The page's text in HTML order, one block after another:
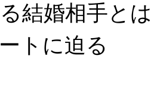
結婚相手と
トに迫る